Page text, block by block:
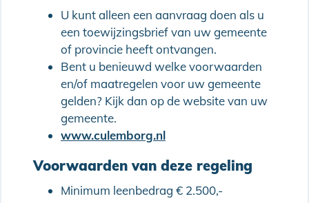
U kunt alleen een aanvraag doen als u
een toewijzingsbrief van uw gemeente
of provincie heeft ontvangen.
Bent u benieuwd welke voorwaarden
en/of maatregelen voor uw gemeente
gelden? Kijk dan op de website van uw
gemeente.
www.culemborg.nl
Voorwaarden van deze regeling
Minimum leenbedrag € 2.500,-